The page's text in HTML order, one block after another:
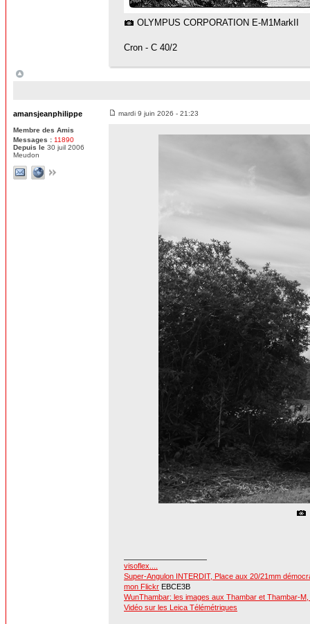
OLYMPUS CORPORATION E-M1MarkII
Cron - C 40/2
amansjeanphilippe mardi 9 juin 2026 - 21:23
Membre des Amis
Messages : 11890
Depuis le 30 juil 2006
Meudon
visoflex....
Super-Angulon INTERDIT, Place aux 20/21mm
mon Flickr EBCE3B
WunThambar: les images aux Thambar et Thambar-
Vidéo sur les Leica Télémétriques